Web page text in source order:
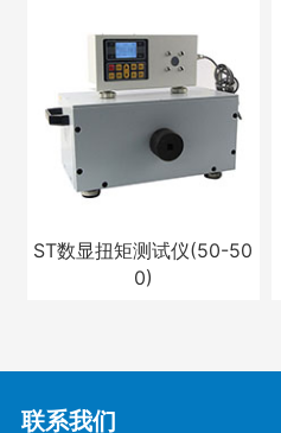
ST数显扭矩测试仪(50-50
0)
联系我们